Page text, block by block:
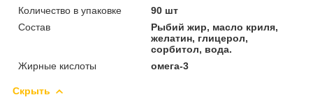
Количество в упаковке
90 шт
Состав
Рыбий жир, масло криля,
желатин, глицерол,
сорбитол, вода.
Жирные кислоты
омега-3
Скрыть